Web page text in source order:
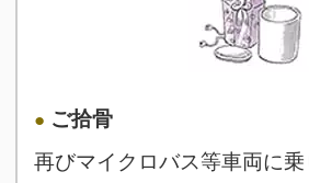
ご拾骨
再びマイクロバス等車両に